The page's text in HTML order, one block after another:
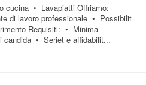
cucina • Lavapiatti Offriamo:
di lavoro professionale • Possibilit
Requisiti: • Minima
candida • Seriet e affidabilit...